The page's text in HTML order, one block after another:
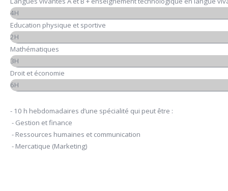
4H
Education physique et sportive
2H
Mathématiques
3H
Droit et économie
6H
- 10 h hebdomadaires d’une spécialité qui peut être :
- Gestion et finance
- Ressources humaines et communication
- Mercatique (Marketing)